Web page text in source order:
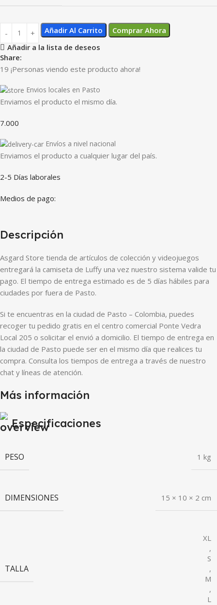
Añadir Al Carrito
Comprar Ahora
Añadir a la lista de deseos
Share:
19 ¡Personas viendo este producto ahora!
Envios locales en Pasto
Enviamos el producto el mismo día.
7.000
Envíos a nivel nacional
Enviamos el producto a cualquier lugar del país.
2-5 Días laborales
Medios de pago:
Descripción
Asgard Store tienda de artículos de colección y videojuegos
entregará la camiseta de Luffy una vez nuestro sistema valide tu
pago. El tiempo de entrega estimado es de 5 días hábiles para
ciudades por fuera de Pasto.
Si te encuentras en la ciudad de Pasto – Colombia, puedes
recoger tu pedido gratis en el centro comercial Ponte Vedra
Local 205 o solicitar el envió a domicilio. El tiempo de entrega en
la ciudad de Pasto puede ser en el mismo día que realices tu
compra. Consulta los tiempos de entrega a través de nuestro
chat y líneas de atención.
Más información
Especificaciones
PESO 1 kg
DIMENSIONES 15 × 10 × 2 cm
TALLA
XL
,
S
,
M
,
L